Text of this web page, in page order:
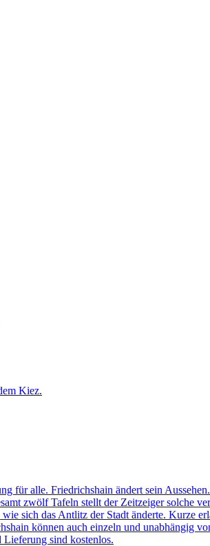
Kiez.
für alle. Friedrichshain ändert sein
zwölf Tafeln stellt der Zeitzeiger solche
sich das Antlitz der Stadt änderte. Kurze
können auch einzeln und unabhängig
Lieferung sind kostenlos.